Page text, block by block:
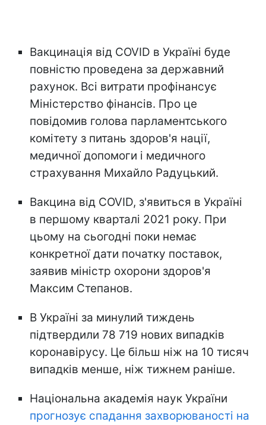
Вакцинація від COVID в Україні буде
повністю проведена за державний
рахунок. Всі витрати профінансує
Міністерство фінансів. Про це
повідомив голова парламентського
комітету з питань здоров'я нації,
медичної допомоги і медичного
страхування Михайло Радуцький.
Вакцина від COVID, з'явиться в Україні
в першому кварталі 2021 року. При
цьому на сьогодні поки немає
конкретної дати початку поставок,
заявив міністр охорони здоров'я
Максим Степанов.
В Україні за минулий тиждень
підтвердили 78 719 нових випадків
коронавірусу. Це більш ніж на 10 тисяч
випадків менше, ніж тижнем раніше.
Національна академія наук України
прогнозує спадання захворюваності на